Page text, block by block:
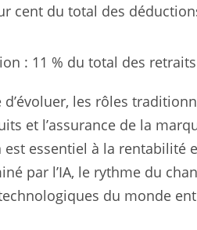
cent du total des
: 11 % du total des
les rôles
et l’assurance de la
essentiel à la rentabilité
par l’IA, le rythme du
du monde